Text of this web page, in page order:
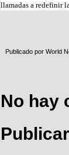
llamadas a redefinir
Publicado por World
No hay